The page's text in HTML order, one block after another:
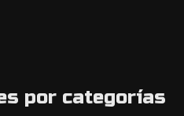
por categorías